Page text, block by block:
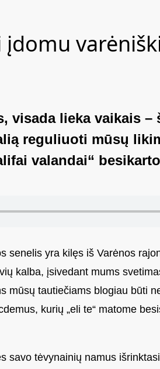
visada lieka vaikais
reguliuoti mūsų
valandai“
senelis yra kilęs iš Varėnos
kalba, įsivedant mums
mūsų tautiečiams blogiau būti
kurių „eli te“ matome
savo tėvynainių namus